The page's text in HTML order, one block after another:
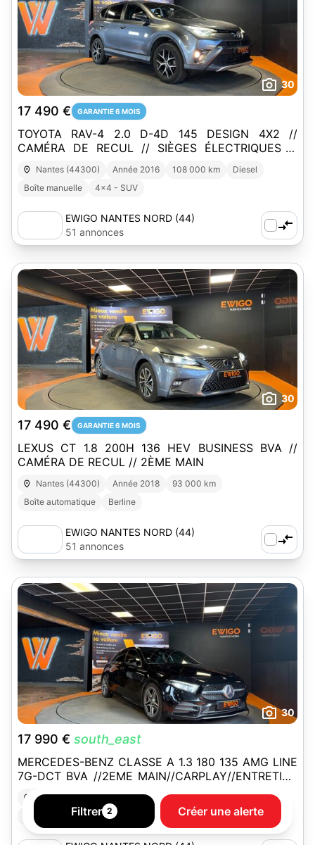
30
17 490 € GARANTIE 6 MOIS
TOYOTA RAV-4 2.0 D-4D 145 DESIGN 4X2 //
CAMÉRA DE RECUL // SIÈGES ÉLECTRIQUES //
ATTELAGE
Nantes (44300) Année 2016 108 000 km
Diesel
Boîte manuelle
4x4 - SUV
EWIGO NANTES NORD (44)
51 annonces
30
17 490 € GARANTIE 6 MOIS
LEXUS CT 1.8 200H 136 HEV BUSINESS BVA //
CAMÉRA DE RECUL // 2ÈME MAIN
Nantes (44300) Année 2018
93 000 km
Boîte automatique
Berline
EWIGO NANTES NORD (44)
51 annonces
30
17 990 € south_east
MERCEDES-BENZ CLASSE A 1.3 180 135 AMG LINE
7G-DCT BVA //2EME MAIN//CARPLAY//ENTRETIEN
MERCEDES
Nantes (44300) Année 2019 128 800 km
Essence
Boîte automatique
Berline
Filtrer 2 Créer une alerte